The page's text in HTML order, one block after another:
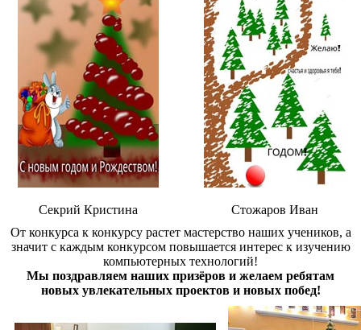
Секрий Кристина
Стожаров Иван
От конкурса к конкурсу растет мастерство наших учеников, а
значит с каждым конкурсом повышается интерес к изучению
компьютерных технологий!
Мы поздравляем наших призёров и желаем ребятам
новых увлекательных проектов и новых побед!